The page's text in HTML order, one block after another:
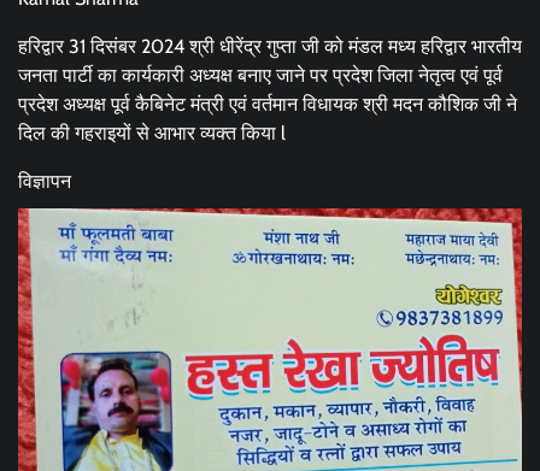
हरिद्वार 31 दिसंबर 2024 श्री धीरेंद्र गुप्ता जी को मंडल मध्य हरिद्वार भारतीय
जनता पार्टी का कार्यकारी अध्यक्ष बनाए जाने पर प्रदेश जिला नेतृत्व एवं पूर्व
प्रदेश अध्यक्ष पूर्व कैबिनेट मंत्री एवं वर्तमान विधायक श्री मदन कौशिक जी ने
दिल की गहराइयों से आभार व्यक्त किया l
विज्ञापन